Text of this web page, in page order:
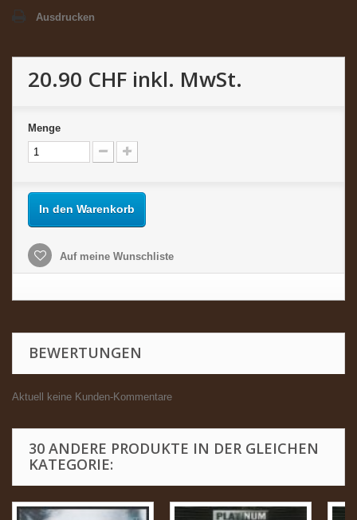
Ausdrucken
20.90 CHF inkl. MwSt.
Menge
In den Warenkorb
Auf meine Wunschliste
BEWERTUNGEN
Aktuell keine Kunden-Kommentare
30 ANDERE PRODUKTE IN DER GLEICHEN
KATEGORIE: